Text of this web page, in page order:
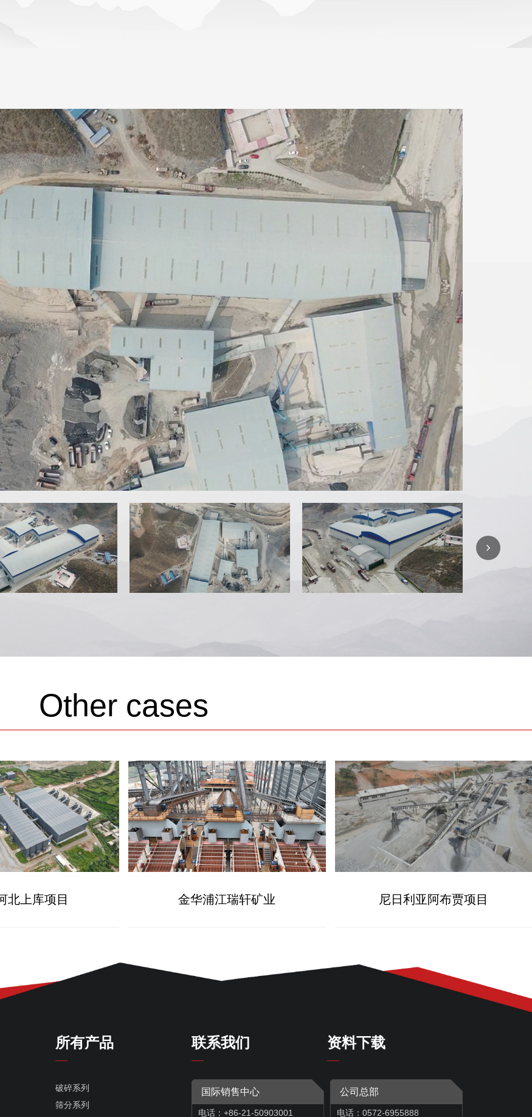
Other cases
北上库项目 金华浦江瑞轩矿业 尼日利亚阿布贾项目
所有产品
破碎系列
筛分系列
联系我们 资料下载
国际销售中心
电话：+86-21-50903001
公司总部
电话：0572-6955888